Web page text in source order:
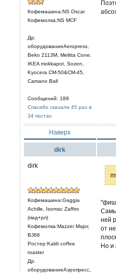
Кофемашина:NS Oscar
Кофемолка:NS MCF
Др.
оборудованиеAeropress,
Beko 2113M, Melitta Cone,
IKEA mokkapot, Sozen,
Kyocera CM-50&CM-45,
Camano Ball
Сообщений: 189
Спасибо сказали 45 раз в
34 постах
Наверх
dirk
dirk
Кофемашина:Gaggia
Achille, Isomac Zaffiro
(пид+рп)
Кофемолка:Mazzer Major,
BJ68
Ростер:Kaldi coffee
roaster
Др.
оборудованиеАэропресс,
ней
от
Но и